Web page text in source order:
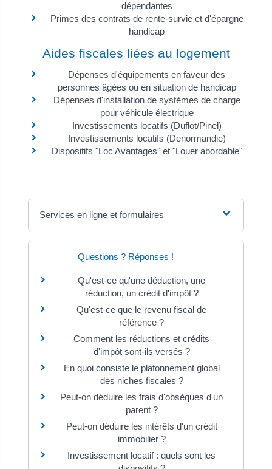
dépendantes
Primes des contrats de rente-survie et d'épargne
handicap
Aides fiscales liées au logement
Dépenses d'équipements en faveur des
personnes âgées ou en situation de handicap
Dépenses d'installation de systèmes de charge
pour véhicule électrique
Investissements locatifs (Duflot/Pinel)
Investissements locatifs (Denormandie)
Dispositifs "Loc'Avantages" et "Louer abordable"
Services en ligne et formulaires
Questions ? Réponses !
Qu'est-ce qu'une déduction, une
réduction, un crédit d'impôt ?
Qu'est-ce que le revenu fiscal de
référence ?
Comment les réductions et crédits
d'impôt sont-ils versés ?
En quoi consiste le plafonnement global
des niches fiscales ?
Peut-on déduire les frais d'obsèques d'un
parent ?
Peut-on déduire les intérêts d'un crédit
immobilier ?
Investissement locatif : quels sont les